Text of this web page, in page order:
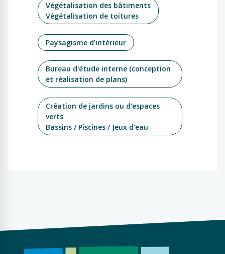
Végétalisation des bâtiments
Végétalisation de toitures
Paysagisme d’intérieur
Bureau d'étude interne (conception
et réalisation de plans)
Création de jardins ou d'espaces
verts
Bassins / Piscines / Jeux d'eau